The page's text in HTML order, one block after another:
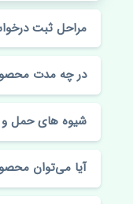
مراحل ثبت
در چه مدت
شیوه های حمل
آیا می‌توان